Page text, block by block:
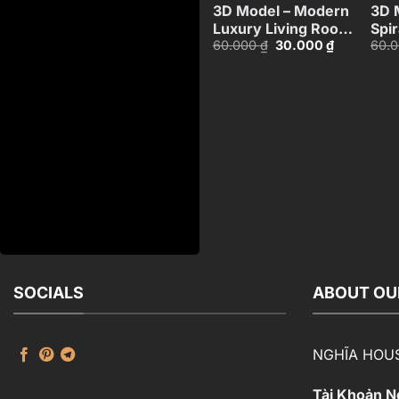
3D Model – Modern
Luxury Living Room
Interior Corona
60.000₫ Giá
30.000₫Giá
3D
SOCIALS ABOUT
NGHĨA
Tài Khoản